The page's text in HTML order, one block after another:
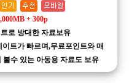
+ 300p
로 방대한 자료보유
트가 빠르며,무료포인트와 매
수 있는 아동용 자료도 보유